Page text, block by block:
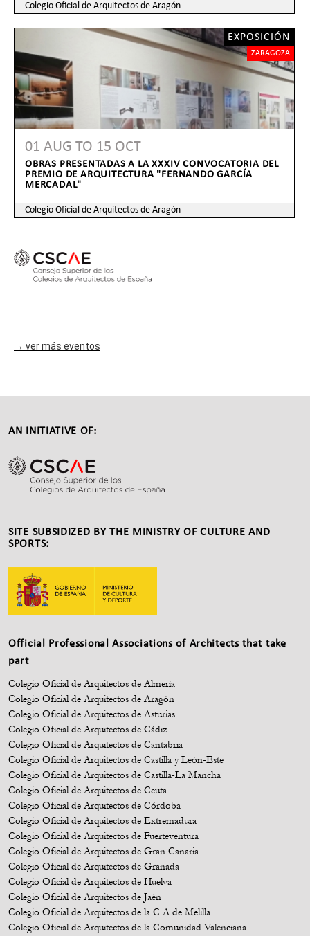
Colegio Oficial de Arquitectos de Aragón
EXPOSICIÓN
ZARAGOZA
01 AUG TO 15 OCT
OBRAS PRESENTADAS A LA XXXIV CONVOCATORIA DEL
PREMIO DE ARQUITECTURA "FERNANDO GARCÍA
MERCADAL"
Colegio Oficial de Arquitectos de Aragón
→ ver más eventos
to
AN INITIATIVE OF:
SITE SUBSIDIZED BY THE MINISTRY OF CULTURE AND
SPORTS:
Official Professional Associations of Architects that take
part
Colegio Oficial de Arquitectos de Almería
Colegio Oficial de Arquitectos de Aragón
Colegio Oficial de Arquitectos de Asturias
Colegio Oficial de Arquitectos de Cádiz
Colegio Oficial de Arquitectos de Cantabria
Colegio Oficial de Arquitectos de Castilla y León-Este
Colegio Oficial de Arquitectos de Castilla-La Mancha
Colegio Oficial de Arquitectos de Ceuta
Colegio Oficial de Arquitectos de Córdoba
Colegio Oficial de Arquitectos de Extremadura
Colegio Oficial de Arquitectos de Fuerteventura
Colegio Oficial de Arquitectos de Gran Canaria
Colegio Oficial de Arquitectos de Granada
Colegio Oficial de Arquitectos de Huelva
Colegio Oficial de Arquitectos de Jaén
Colegio Oficial de Arquitectos de la C A de Melilla
Colegio Oficial de Arquitectos de la Comunidad Valenciana